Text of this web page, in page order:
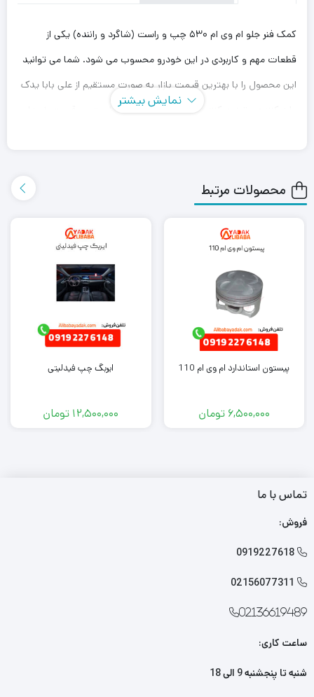
کمک فنر جلو ام وی ام ۵۳۰ چپ و راست (شاگرد و راننده) یکی از
قطعات مهم و کاربردی در این خودرو محسوب می شود. شما می توانید
این محصول را با بهترین قیمت بازار به صورت مستقیم از علی بابا یدک
لوازم یدکی ام وی ام ، با بهترین قیمت خریداری
رساند.
راست (شاگرد و راننده)، سایر
لوازم یدکی ام وی ام 530
را از ما تهیه
کنید. کافی است جهت خرید این محصول با کارشناسان فروش ما تماس
نمایش بیشتر
محصولات مرتبط
پیستون استاندارد ام وی ام 110
6,500,000 تومان
ایربگ چپ فیدلیتی
12,500,000 تومان
تماس با ما
فروش:

0919227618

02156077311
02136619489
ساعت کاری:
شنبه تا پنجشنبه 9 الی 18